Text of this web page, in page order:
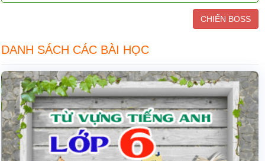
CHIẾN BOSS
DANH SÁCH CÁC BÀI HỌC